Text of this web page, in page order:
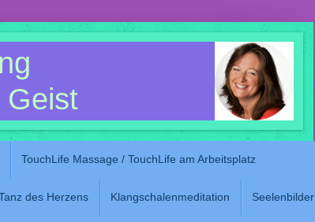
Geist
TouchLife Massage / TouchLife am Arbeitsplatz
des Herzens Klangschalenmeditation Seelenbilder